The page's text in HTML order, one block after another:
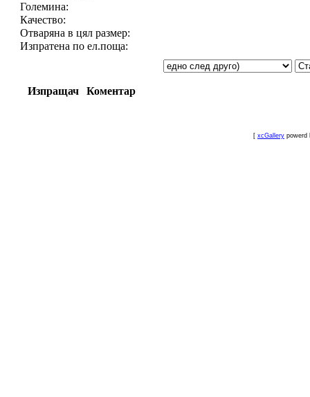
Големина:
Качество:
Отваряна в цял размер:
Изпратена по ел.поща:
Изпращач Коментар
[ xcGallery